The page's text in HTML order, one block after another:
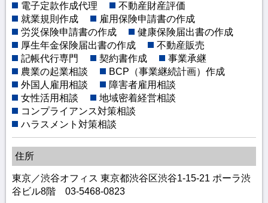
電子定款作成代理
不動産財産評価
就業規則作成
雇用保険申請書の作成
労災保険申請書の作成
健康保険届出書の作成
厚生年金保険届出書の作成
不動産販売
記帳代行専門
契約書作成
事業承継
農業の起業相談
BCP（事業継続計画）作成
外国人雇用相談
障害者雇用相談
女性活用相談
地域密着経営相談
コンプライアンス対策相談
ハラスメント対策相談
住所
東京／渋谷オフィス 東京都渋谷区渋谷1-15-21 ポーラ渋
谷ビル8階 03-5468-0823